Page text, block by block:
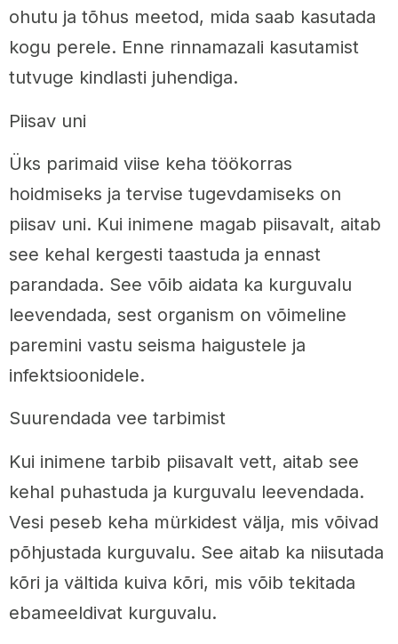
ohutu ja tõhus meetod, mida saab kasutada
kogu perele. Enne rinnamazali kasutamist
tutvuge kindlasti juhendiga.
Piisav uni
Üks parimaid viise keha töökorras
hoidmiseks ja tervise tugevdamiseks on
piisav uni. Kui inimene magab piisavalt, aitab
see kehal kergesti taastuda ja ennast
parandada. See võib aidata ka kurguvalu
leevendada, sest organism on võimeline
paremini vastu seisma haigustele ja
infektsioonidele.
Suurendada vee tarbimist
Kui inimene tarbib piisavalt vett, aitab see
kehal puhastuda ja kurguvalu leevendada.
Vesi peseb keha mürkidest välja, mis võivad
põhjustada kurguvalu. See aitab ka niisutada
kõri ja vältida kuiva kõri, mis võib tekitada
ebameeldivat kurguvalu.